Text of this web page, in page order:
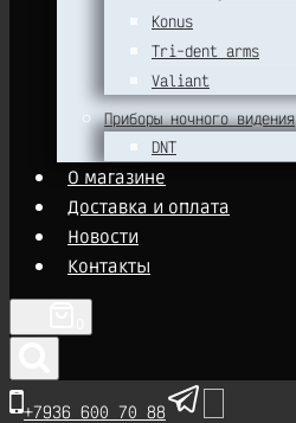
Konus
Tri-dent arms
Valiant
Приборы ночного видения
DNT
О магазине
Доставка и оплата
Новости
Контакты
+7936 600 70 88